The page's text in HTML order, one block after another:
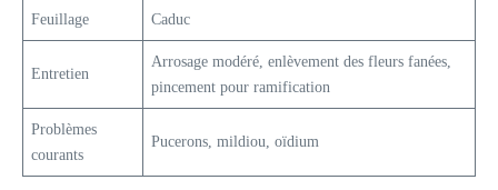
Feuillage Caduc
Entretien
Arrosage modéré, enlèvement des fleurs fanées,
pincement pour ramification
Problèmes
courants
Pucerons, mildiou, oïdium